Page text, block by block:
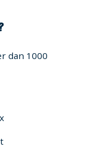
dan 1000